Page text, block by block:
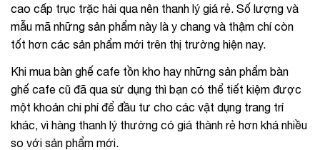
cao cấp trục trặc hải qua nên thanh lý giá rẻ. Số lượng và
mẫu mã những sản phẩm này là y chang và thậm chí còn
tốt hơn các sản phẩm mới trên thị trường hiện nay.
Khi mua bàn ghế cafe tồn kho hay những sản phẩm bàn
ghế cafe cũ đã qua sử dụng thì bạn có thể tiết kiệm được
một khoản chi phí để đầu tư cho các vật dụng trang trí
khác, vì hàng thanh lý thường có giá thành rẻ hơn khá nhiều
so với sản phẩm mới.